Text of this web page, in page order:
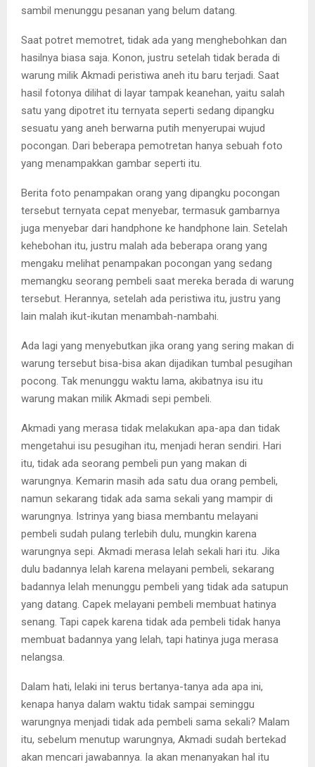
sambil menunggu pesanan yang belum datang.
Saat potret memotret, tidak ada yang menghebohkan dan
hasilnya biasa saja. Konon, justru setelah tidak berada di
warung milik Akmadi peristiwa aneh itu baru terjadi. Saat
hasil fotonya dilihat di layar tampak keanehan, yaitu salah
satu yang dipotret itu ternyata seperti sedang dipangku
sesuatu yang aneh berwarna putih menyerupai wujud
pocongan. Dari beberapa pemotretan hanya sebuah foto
yang menampakkan gambar seperti itu.
Berita foto penampakan orang yang dipangku pocongan
tersebut ternyata cepat menyebar, termasuk gambarnya
juga menyebar dari handphone ke handphone lain. Setelah
kehebohan itu, justru malah ada beberapa orang yang
mengaku melihat penampakan pocongan yang sedang
memangku seorang pembeli saat mereka berada di warung
tersebut. Herannya, setelah ada peristiwa itu, justru yang
lain malah ikut-ikutan menambah-nambahi.
Ada lagi yang menyebutkan jika orang yang sering makan di
warung tersebut bisa-bisa akan dijadikan tumbal pesugihan
pocong. Tak menunggu waktu lama, akibatnya isu itu
warung makan milik Akmadi sepi pembeli.
Akmadi yang merasa tidak melakukan apa-apa dan tidak
mengetahui isu pesugihan itu, menjadi heran sendiri. Hari
itu, tidak ada seorang pembeli pun yang makan di
warungnya. Kemarin masih ada satu dua orang pembeli,
namun sekarang tidak ada sama sekali yang mampir di
warungnya. Istrinya yang biasa membantu melayani
pembeli sudah pulang terlebih dulu, mungkin karena
warungnya sepi. Akmadi merasa lelah sekali hari itu. Jika
dulu badannya lelah karena melayani pembeli, sekarang
badannya lelah menunggu pembeli yang tidak ada satupun
yang datang. Capek melayani pembeli membuat hatinya
senang. Tapi capek karena tidak ada pembeli tidak hanya
membuat badannya yang lelah, tapi hatinya juga merasa
nelangsa.
Dalam hati, lelaki ini terus bertanya-tanya ada apa ini,
kenapa hanya dalam waktu tidak sampai seminggu
warungnya menjadi tidak ada pembeli sama sekali? Malam
itu, sebelum menutup warungnya, Akmadi sudah bertekad
akan mencari jawabannya. Ia akan menanyakan hal itu